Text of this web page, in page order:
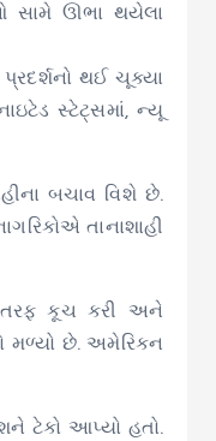
સામે ઊભા થયેલા
થઈ ચૂક્યા
સ્ટેટ્સમાં, ન્યૂ
બચાવ વિશે છે.
તાનાશાહી
તરફ કૂચ કરી અને
મળ્યો છે. અમેરિકન
ટેકો આપ્યો હતો.